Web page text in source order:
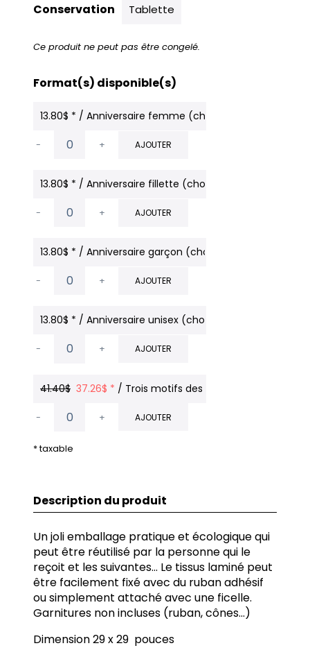
Conservation Tablette
Ce produit ne peut pas être congelé.
Format(s) disponible(s)
13.80$ * / Anniversaire femme (choix possible par
- + AJOUTER
13.80$ * / Anniversaire fillette (choix possible par
- + AJOUTER
13.80$ * / Anniversaire garçon (choix possible par
- + AJOUTER
13.80$ * / Anniversaire unisex (choix possible par
- + AJOUTER
41.40$ 37.26$ * / Trois motifs des FÊTES
- + AJOUTER
* taxable
Description du produit
Un joli emballage pratique et écologique qui
peut être réutilisé par la personne qui le
reçoit et les suivantes... Le tissus laminé peut
être facilement fixé avec du ruban adhésif
ou simplement attaché avec une ficelle.
Garnitures non incluses (ruban, cônes...)
Dimension 29 x 29 pouces